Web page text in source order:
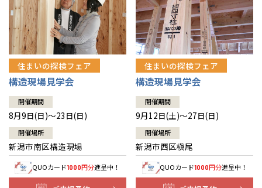
住まいの探検フェア
構造現場見学会
開催期間
8月9日(日)～23日(日)
開催場所
新潟市南区構造現場
QUOカード1000円分進呈中！
住まいの探検フェア
構造現場見学会
開催期間
9月12日(土)～27日(日)
開催場所
新潟市西区槇尾
QUOカード1000円分進呈中！